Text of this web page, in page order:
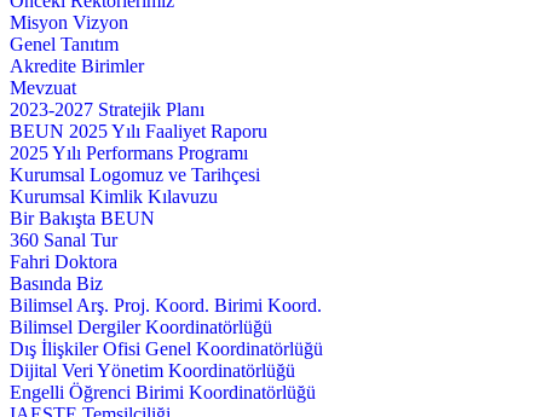
Misyon Vizyon
Genel Tanıtım
Akredite Birimler
Mevzuat
2023-2027 Stratejik Planı
BEUN 2025 Yılı Faaliyet Raporu
2025 Yılı Performans Programı
Kurumsal Logomuz ve Tarihçesi
Kurumsal Kimlik Kılavuzu
Bir Bakışta BEUN
360 Sanal Tur
Fahri Doktora
Basında Biz
Bilimsel Arş. Proj. Koord. Birimi Koord.
Bilimsel Dergiler Koordinatörlüğü
Dış İlişkiler Ofisi Genel Koordinatörlüğü
Dijital Veri Yönetim Koordinatörlüğü
Engelli Öğrenci Birimi Koordinatörlüğü